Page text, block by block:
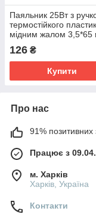
Паяльник 25Вт з
термостійкого
мідним жалом 3,5*65
LOGA
126 ₴
Купити
Про нас
91% позитивних
Працює з
м. Харків
Харків, Україна
Контакти